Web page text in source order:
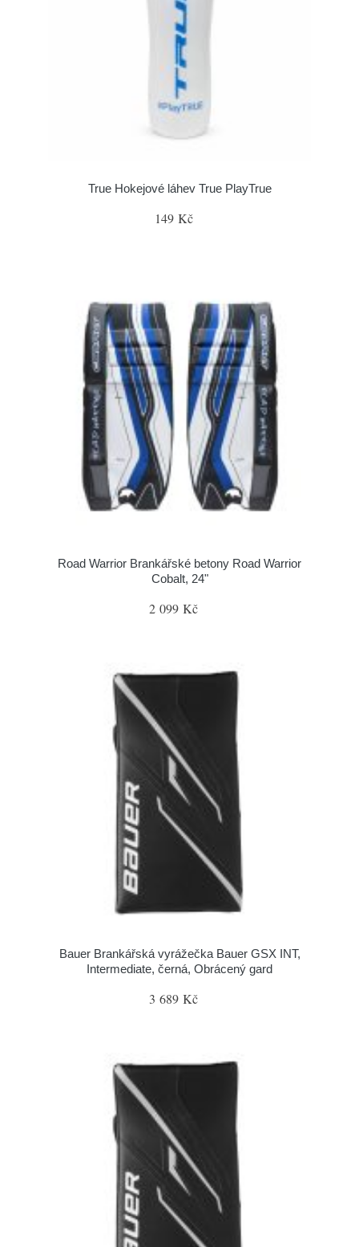
True Hokejové láhev True PlayTrue
149 Kč
Road Warrior Brankářské betony Road Warrior
Cobalt, 24"
2 099 Kč
Bauer Brankářská vyrážečka Bauer GSX INT,
Intermediate, černá, Obrácený gard
3 689 Kč